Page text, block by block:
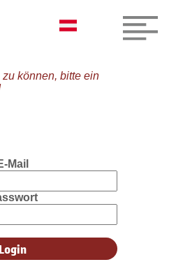
können, bitte ein
Mail